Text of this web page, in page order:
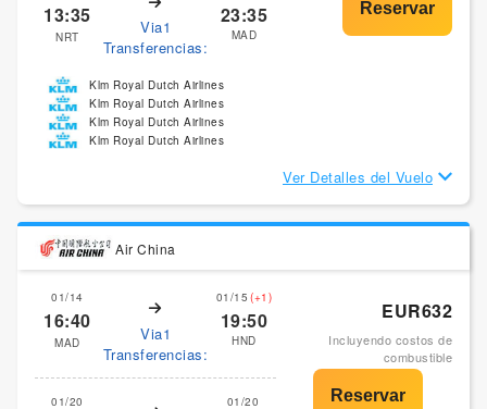
13:35
NRT
Via1
Transferencias:
23:35
MAD
Klm Royal Dutch Airlines
Klm Royal Dutch Airlines
Klm Royal Dutch Airlines
Klm Royal Dutch Airlines
Ver Detalles del Vuelo
Air China
01/14
16:40
MAD
Via1
Transferencias:
01/15 (+1)
19:50
HND
01/20 01/20
EUR632
Incluyendo costos de
combustible